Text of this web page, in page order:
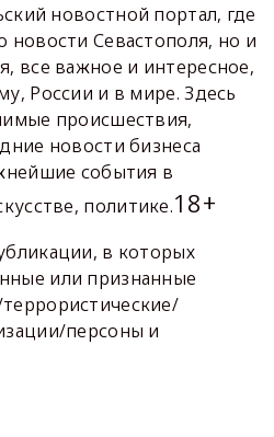
новостной портал, где
новости Севастополя, но и
все важное и интересное,
России и в мире. Здесь
происшествия,
новости бизнеса
события в
политике.18+
в которых
или признанные
персоны и